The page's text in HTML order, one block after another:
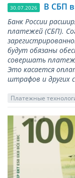
30.07.2026 В СБП
Банк России
платежей (СБП).
будут обязаны
совершать
Это касается
штрафов и других
Платежные